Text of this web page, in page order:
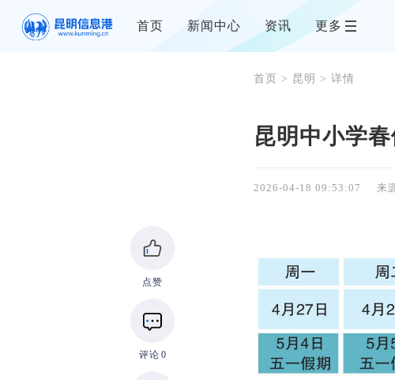
首页 新闻中心 资讯 更多
点赞
评论 0
首页 > 昆明 > 详情
昆明中小学
2026-04-18 09:53:07 来